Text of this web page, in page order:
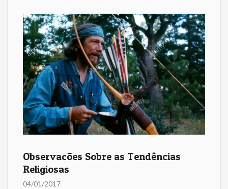
Observacões Sobre as Tendências
Religiosas
04/01/2017